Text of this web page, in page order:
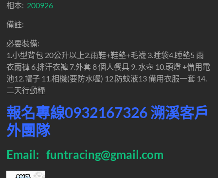
相本: 200926
備註:
必要裝備:
1.小型背包 20公升以上2.雨鞋+鞋墊+毛襪 3.睡袋4.睡墊5 雨
衣雨褲 6.排汗衣褲 7.外套 8 個人餐具 9. 水壺 10.頭燈 +備用電
池12.帽子 11.相機(要防水喔) 12.防蚊液13 備用衣服一套 14.
二天行動糧
報名專線0932167326溯溪客戶
外團隊
Email:funtracing@gmail.com